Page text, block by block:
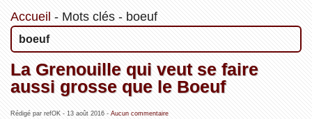
Accueil - Mots clés- boeuf
boeuf
La Grenouille qui veut se faire
aussi grosse que le Boeuf
Rédigé par refOK - 13 août 2016- Aucun commentaire